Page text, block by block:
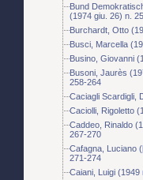
Bund
(1974 giu. 26) n.
Burchardt, Otto
Busci, Marcella
Busino, Giovanni
Busoni, Jaurès
258-264
Caciagli Scardigli,
Caciolli, Rigoletto
Caddeo, Rinaldo
267-270
Cafagna, Luciano
271-274
Caiani, Luigi